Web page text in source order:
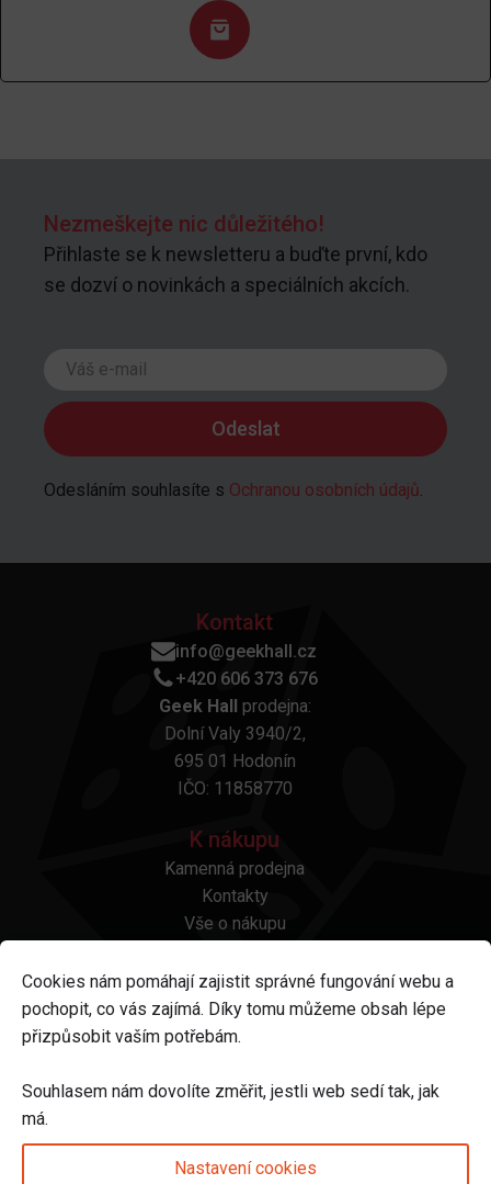
Nezmeškejte nic důležitého!
Přihlaste se k newsletteru a buďte první, kdo
se dozví o novinkách a speciálních akcích.
Odesláním souhlasíte s Ochranou osobních údajů
Kontakt
info@geekhall.cz
+420 606 373 676
Geek Hall prodejna:
Dolní Valy 3940/2,
695 01 Hodonín
IČO: 11858770
K nákupu
Kamenná prodejna
Kontakty
Vše o nákupu
Platba a doprava
Reklamace a vrácení
Obchodní podmínky
Odstoupení od smlouvy
Sledujte nás na
Cookies nám pomáhají zajistit správné fungování webu a
pochopit, co vás zajímá. Díky tomu můžeme obsah lépe
přizpůsobit vaším potřebám.
Souhlasem nám dovolíte změřit, jestli web sedí tak, jak
má.
Nastavení cookies